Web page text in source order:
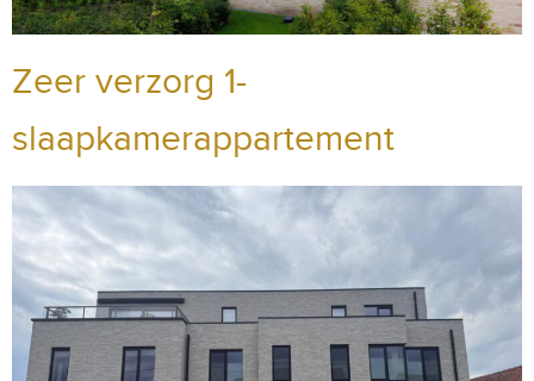
Zeer verzorg 1-
slaapkamerappartement